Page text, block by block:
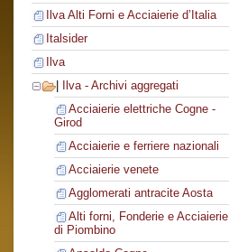
Ilva Alti Forni e Acciaierie d’Italia
Italsider
Ilva
Ilva - Archivi aggregati
Acciaierie elettriche Cogne -
Girod
Acciaierie e ferriere nazionali
Acciaierie venete
Agglomerati antracite Aosta
Alti forni, Fonderie e Acciaierie
di Piombino